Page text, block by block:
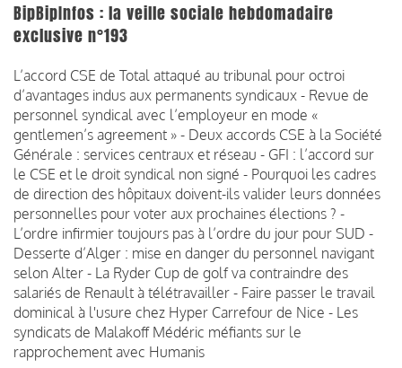
BipBipInfos : la veille sociale hebdomadaire
exclusive n°193
L’accord CSE de Total attaqué au tribunal pour octroi
d’avantages indus aux permanents syndicaux - Revue de
personnel syndical avec l’employeur en mode «
gentlemen’s agreement » - Deux accords CSE à la Société
Générale : services centraux et réseau - GFI : l’accord sur
le CSE et le droit syndical non signé - Pourquoi les cadres
de direction des hôpitaux doivent-ils valider leurs données
personnelles pour voter aux prochaines élections ? -
L’ordre infirmier toujours pas à l’ordre du jour pour SUD -
Desserte d’Alger : mise en danger du personnel navigant
selon Alter - La Ryder Cup de golf va contraindre des
salariés de Renault à télétravailler - Faire passer le travail
dominical à l'usure chez Hyper Carrefour de Nice - Les
syndicats de Malakoff Médéric méfiants sur le
rapprochement avec Humanis